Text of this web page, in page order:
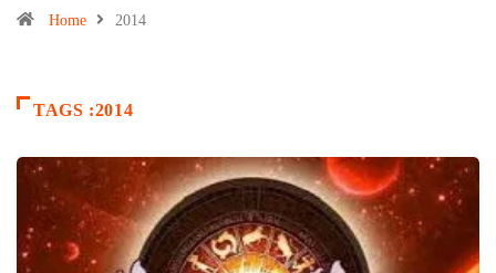
Home 2014
TAGS :2014